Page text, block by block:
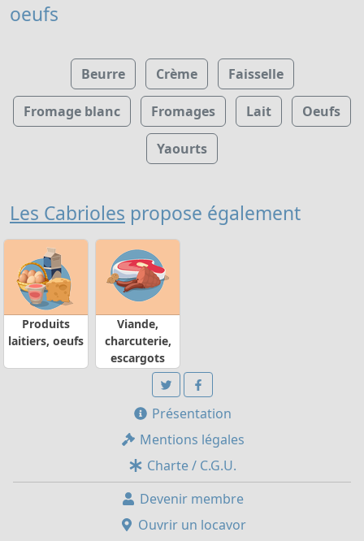
oeufs
Beurre Crème Faisselle
Fromage blanc Fromages Lait Oeufs
Yaourts
Les Cabrioles propose également
Produits
laitiers, oeufs
Viande,
charcuterie,
escargots
Présentation
Mentions légales
Charte / C.G.U.
Devenir membre
Ouvrir un locavor